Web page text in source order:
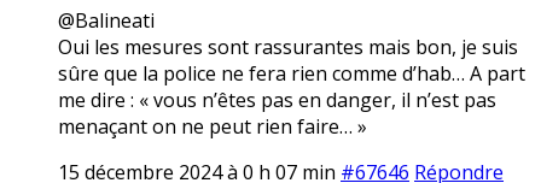
@Balineati
Oui les mesures sont rassurantes mais bon, je suis
sûre que la police ne fera rien comme d’hab… A part
me dire : « vous n’êtes pas en danger, il n’est pas
menaçant on ne peut rien faire… »
15 décembre 2024 à 0 h 07 min #67646 Répondre